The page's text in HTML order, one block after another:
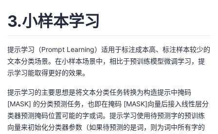
3.小样本学习
提示学习（Prompt Learning）适用于标注成本高、标注样本较少的
文本分类场景。在小样本场景中，相比于预训练模型微调学习，提
示学习能取得更好的效果。
提示学习的主要思想是将文本分类任务转换为构造提示中掩码
[MASK] 的分类预测任务，也即在掩码 [MASK]向量后接入线性层分
类器预测掩码位置可能的字或词。提示学习使用待预测字的预训练
向量来初始化分类器参数（如果待预测的是词，则为词中所有字的